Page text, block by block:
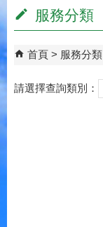
服務分類
首頁 服務分類
請選擇查詢類別：